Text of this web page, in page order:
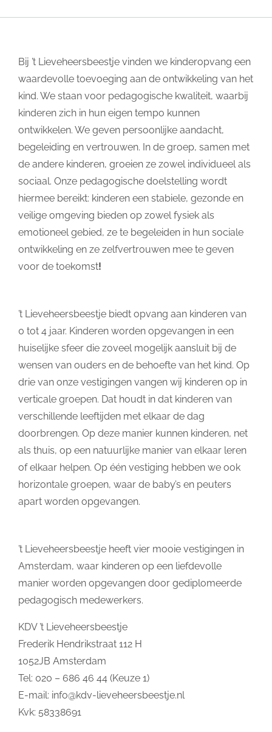
Bij ’t Lieveheersbeestje vinden we kinderopvang een
waardevolle toevoeging aan de ontwikkeling van het
kind. We staan voor pedagogische kwaliteit, waarbij
kinderen zich in hun eigen tempo kunnen
ontwikkelen. We geven persoonlijke aandacht,
begeleiding en vertrouwen. In de groep, samen met
de andere kinderen, groeien ze zowel individueel als
sociaal. Onze pedagogische doelstelling wordt
hiermee bereikt: kinderen een stabiele, gezonde en
veilige omgeving bieden op zowel fysiek als
emotioneel gebied, ze te begeleiden in hun sociale
ontwikkeling en ze zelfvertrouwen mee te geven
voor de toekomst!
’t Lieveheersbeestje biedt opvang aan kinderen van
0 tot 4 jaar. Kinderen worden opgevangen in een
huiselijke sfeer die zoveel mogelijk aansluit bij de
wensen van ouders en de behoefte van het kind. Op
drie van onze vestigingen vangen wij kinderen op in
verticale groepen. Dat houdt in dat kinderen van
verschillende leeftijden met elkaar de dag
doorbrengen. Op deze manier kunnen kinderen, net
als thuis, op een natuurlijke manier van elkaar leren
of elkaar helpen. Op één vestiging hebben we ook
horizontale groepen, waar de baby’s en peuters
apart worden opgevangen.
’t Lieveheersbeestje heeft vier mooie vestigingen in
Amsterdam, waar kinderen op een liefdevolle
manier worden opgevangen door gediplomeerde
pedagogisch medewerkers.
KDV ’t Lieveheersbeestje
Frederik Hendrikstraat 112 H
1052JB Amsterdam
Tel: 020 – 686 46 44 (Keuze 1)
E-mail: info@kdv-lieveheersbeestje.nl
Kvk: 58338691